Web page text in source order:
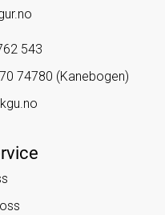
543
74780 (Kanebogen)